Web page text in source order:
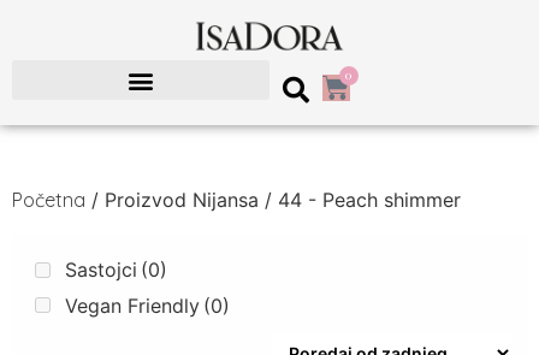
0
Početna / Proizvod Nijansa / 44 - Peach shimmer
Sastojci (0)
Vegan Friendly (0)